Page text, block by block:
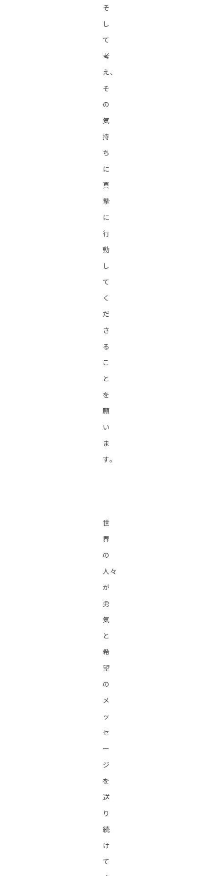
そ
し
て
考
え、
そ
の
気
持
ち
に
真
摯
に
行
動
し
て
く
だ
さ
る
こ
と
を
願
い
ま
す。
世
界
の
人々
が
勇
気
と
希
望
の
メ
ッ
セ
ー
ジ
を
送
り
続
け
て